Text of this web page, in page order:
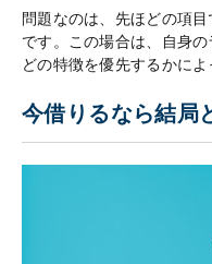
問題なのは、先ほどの項
です。この場合は、自身の
どの特徴を優先するかに
今借りるなら結局